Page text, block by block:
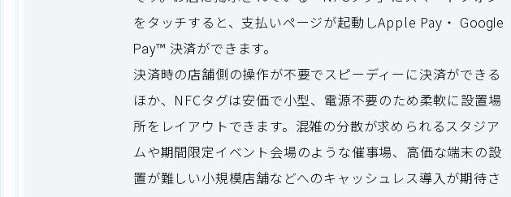
をタッチすると、支払いページが起動しApple Pay・
Google
Pay™ 決済ができます。
決済時の店舗側の操作が不要でスピーディーに決済ができる
ほか、NFCタグは安価で小型、電源不要のため柔軟に設置場
所をレイアウトできます。混雑の分散が求められるスタジア
ムや期間限定イベント会場のような催事場、高価な端末の設
置が難しい小規模店舗などへのキャッシュレス導入が期待さ